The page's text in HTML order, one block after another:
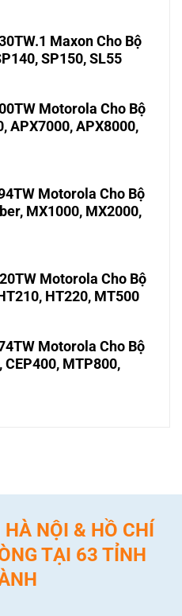
Maxon Cho Bộ
SP150, SL55
Motorola Cho Bộ
APX7000, APX8000,
Motorola Cho Bộ
MX1000, MX2000,
Motorola Cho Bộ
HT220, MT500
Motorola Cho Bộ
MTP800,
NỘI & HỒ CHÍ
TẠI 63 TỈNH